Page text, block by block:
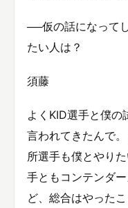
──仮の話になって
たい人は？
須藤
よくKID選手と僕の
言われてきたんで
所選手も僕とやり
手ともコンテンダ
ど、総合はやった